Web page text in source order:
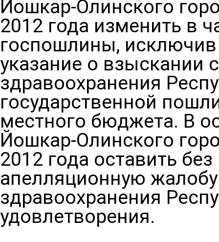
Йошкар-Олинского
2012 года изменить в
госпошлины,
указание о взыскании
здравоохранения
государственной
местного бюджета. В
Йошкар-Олинского
2012 года оставить
апелляционную
здравоохранения
удовлетворения.